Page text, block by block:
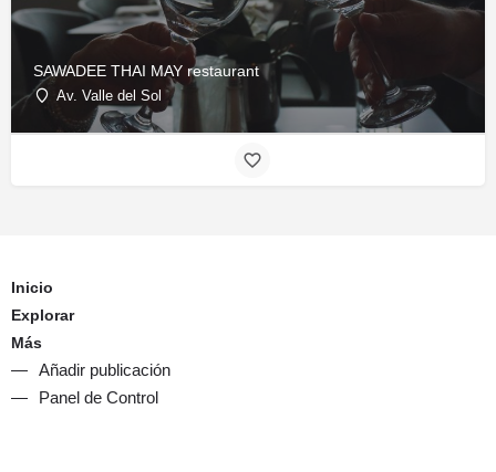
SAWADEE THAI MAY restaurant
Av. Valle del Sol
Inicio
Explorar
Más
Añadir publicación
Panel de Control